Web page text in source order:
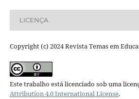
LICENÇA
Copyright (c) 2024 Revista Temas em
Este trabalho está licenciado sob uma
Attribution 4.0 International License.